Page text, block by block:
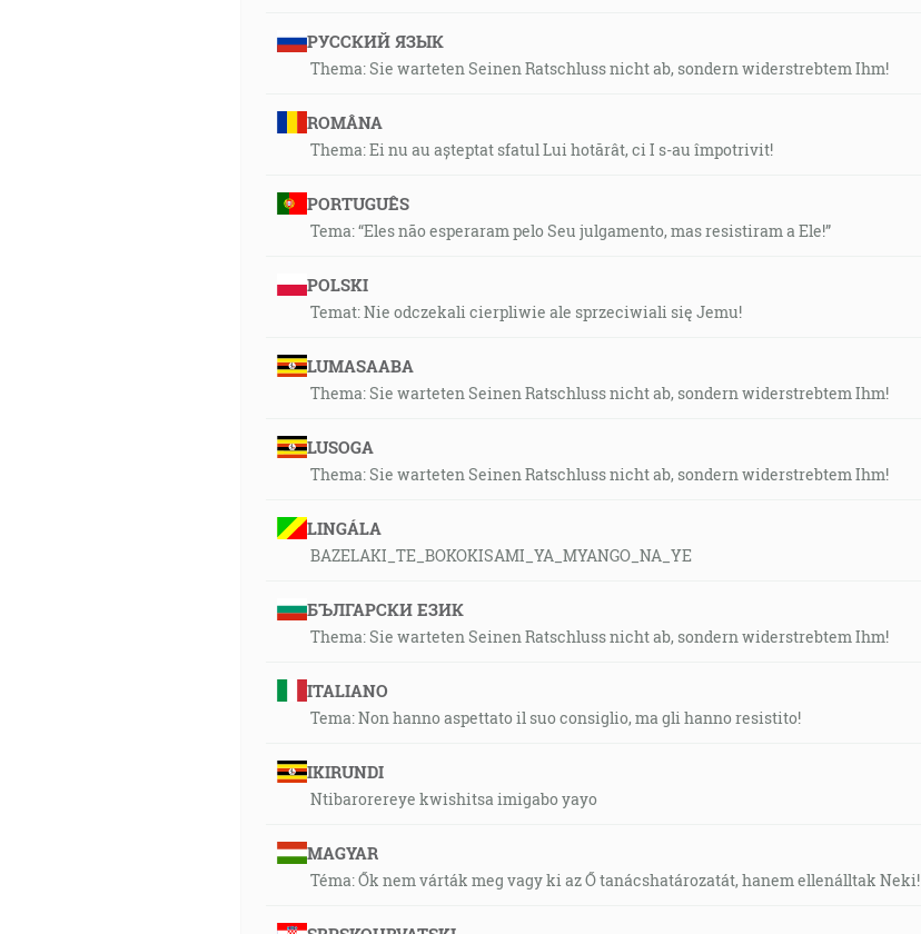
РУССКИЙ ЯЗЫК
Thema: Sie warteten Seinen Ratschluss nicht ab, sondern widerstrebtem Ihm!
ROMÂNA
Thema: Ei nu au așteptat sfatul Lui hotărât, ci I s-au împotrivit!
PORTUGUÊS
Tema: “Eles não esperaram pelo Seu julgamento, mas resistiram a Ele!”
POLSKI
Temat: Nie odczekali cierpliwie ale sprzeciwiali się Jemu!
LUMASAABA
Thema: Sie warteten Seinen Ratschluss nicht ab, sondern widerstrebtem Ihm!
LUSOGA
Thema: Sie warteten Seinen Ratschluss nicht ab, sondern widerstrebtem Ihm!
LINGÁLA
BAZELAKI_TE_BOKOKISAMI_YA_MYANGO_NA_YE
БЪЛГАРСКИ ЕЗИК
Thema: Sie warteten Seinen Ratschluss nicht ab, sondern widerstrebtem Ihm!
ITALIANO
Tema: Non hanno aspettato il suo consiglio, ma gli hanno resistito!
IKIRUNDI
Ntibarorereye kwishitsa imigabo yayo
MAGYAR
Téma: Ők nem várták meg vagy ki az Ő tanácshatározatát, hanem ellenálltak Neki!